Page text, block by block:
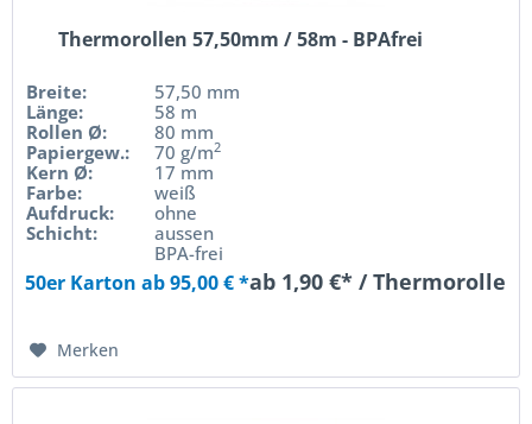
Thermorollen 57,50mm / 58m - BPAfrei
Breite:
57,50 mm
Länge:
58 m
Rollen Ø:
80 mm
Papiergew.:
70 g/m2
Kern Ø:
17 mm
Farbe:
weiß
Aufdruck:
ohne
Schicht:
aussen
BPA-frei
ab 1,90 €* / Thermorolle
50er Karton ab 95,00 € *
Merken